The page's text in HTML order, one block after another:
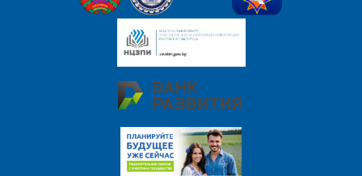
Интересующий товар/
услуга, их количество
Комментарий*
Сообщение
Я согласен на
обработку
персональных данных*